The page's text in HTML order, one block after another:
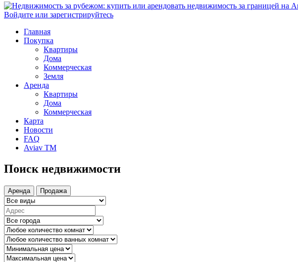
Войдите или зарегистрируйтесь
Главная
Покупка
Квартиры
Дома
Коммерческая
Земля
Аренда
Квартиры
Дома
Коммерческая
Карта
Новости
FAQ
Aviav TM
Поиск недвижимости
Аренда Продажа